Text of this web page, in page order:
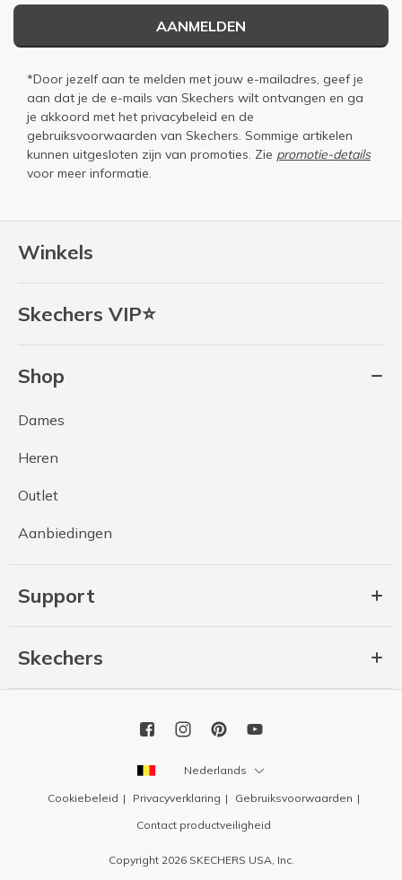
Winkels
Skechers VIP⭐
Shop
Dames
Heren
Outlet
Aanbiedingen
Support
Skechers
AANMELDEN
*Door jezelf aan te melden met jouw e-mailadres, geef je
aan dat je de e-mails van Skechers wilt ontvangen en ga
je akkoord met het privacybeleid en de
gebruiksvoorwaarden van Skechers. Sommige artikelen
kunnen uitgesloten zijn van promoties. Zie promotie-details
voor meer informatie.
Nederlands
Cookiebeleid Privacyverklaring
Gebruiksvoorwaarden
Contact productveiligheid
Copyright 2026 SKECHERS USA, Inc.